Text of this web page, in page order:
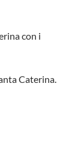
con i
Caterina.